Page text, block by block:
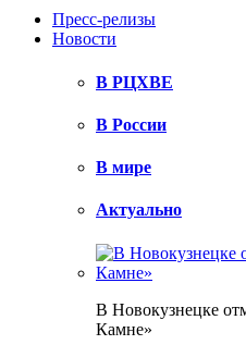
Пресс-релизы
Новости
В РЦХВЕ
В России
В мире
Актуально
В Новокузнецке
Камне»